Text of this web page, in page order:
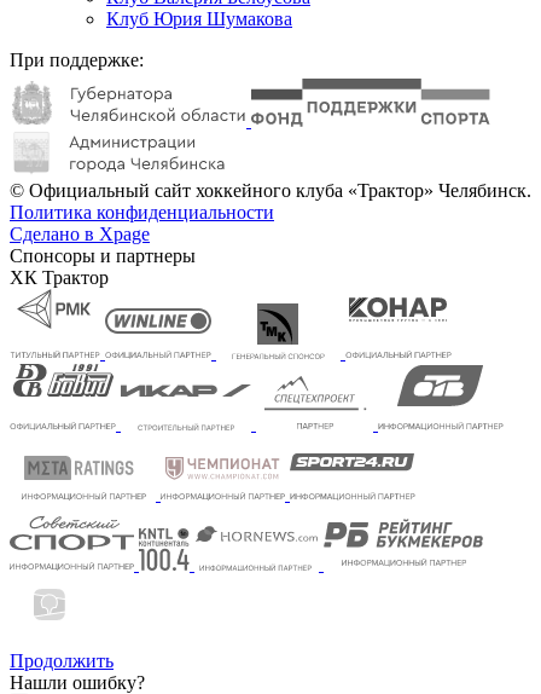
Клуб Юрия Шумакова
При поддержке:
© Официальный сайт хоккейного клуба «Трактор» Челябинск.
Политика конфиденциальности
Сделано в Xpage
Спонсоры и партнеры
ХК Трактор
Продолжить
Нашли ошибку?